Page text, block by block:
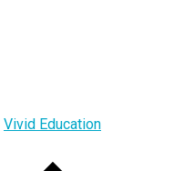
Vivid Education